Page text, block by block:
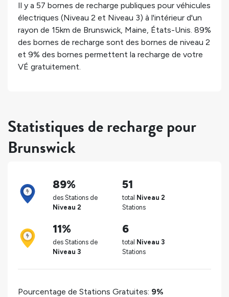
Il y a 57 bornes de recharge publiques pour véhicules
électriques (Niveau 2 et Niveau 3) à l'intérieur d'un
rayon de 15km de Brunswick, Maine, États-Unis. 89%
des bornes de recharge sont des bornes de niveau 2
et 9% des bornes permettent la recharge de votre
VÉ gratuitement.
Statistiques de recharge pour
Brunswick
89%
des Stations de
Niveau 2
51
total Niveau 2
Stations
11%
des Stations de
Niveau 3
6
total Niveau 3
Stations
Pourcentage de Stations Gratuites: 9%